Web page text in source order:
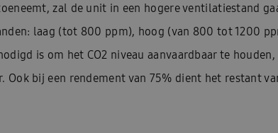
zal de unit in een hogere ventilatiestand
laag (tot 800 ppm), hoog (van 800 tot 1200
is om het CO2 niveau aanvaardbaar te
Ook bij een rendement van 75% dient het restant